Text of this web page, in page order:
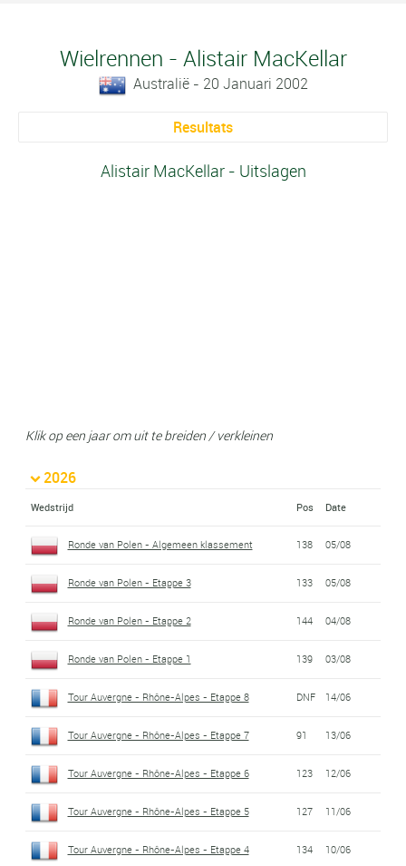
Wielrennen - Alistair MacKellar
Australië - 20 Januari 2002
Resultats
Alistair MacKellar - Uitslagen
Klik op een jaar om uit te breiden / verkleinen
2026
Wedstrijd Pos Date
Ronde van Polen - Algemeen klassement 138 05/08
Ronde van Polen - Etappe 3 133 05/08
Ronde van Polen - Etappe 2 144 04/08
Ronde van Polen - Etappe 1 139 03/08
Tour Auvergne - Rhône-Alpes - Etappe 8 DNF 14/06
Tour Auvergne - Rhône-Alpes - Etappe 7 91 13/06
Tour Auvergne - Rhône-Alpes - Etappe 6 123 12/06
Tour Auvergne - Rhône-Alpes - Etappe 5 127 11/06
Tour Auvergne - Rhône-Alpes - Etappe 4 134 10/06